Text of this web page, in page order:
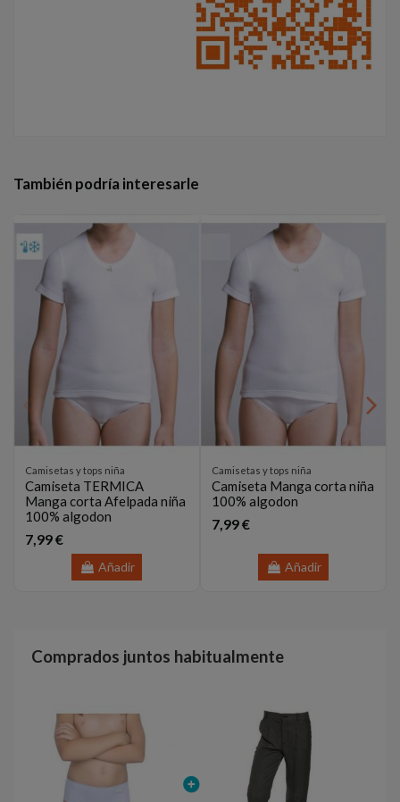
También podría interesarle
Camisetas y tops niña
Camiseta TERMICA
Manga corta Afelpada niña
100% algodon
7,99 €
Añadir
Camisetas y tops niña
Camiseta Manga corta niña
100% algodon
7,99 €
Añadir
Comprados juntos habitualmente